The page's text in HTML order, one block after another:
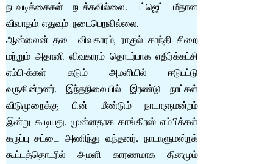
நடவடிக்கைகள் நடக்கவில்லை. பட்ஜெட் மீதான
விவாதம் எதுவும் நடைபெறவில்லை.
ஆன்லைன் தடை விவகாரம், ராகுல் காந்தி சிறை
மற்றும் அதானி விவகாரம் தொடர்பாக எதிர்க்கட்சி
எம்பி-க்கள் கடும் அமளியில் ஈடுபட்டு
வருகின்றனர். இந்தநிலையில் இரண்டு நாட்கள்
விடுமுறைக்கு பின் மீண்டும் நாடாளுமன்றம்
இன்று கூடியது. முன்னதாக காங்கிரஸ் எம்பிக்கள்
கருப்பு சட்டை அணிந்து வந்தனர். நாடாளுமன்றக்
கூட்டத்தொடரில் அமளி காரணமாக தினமும்